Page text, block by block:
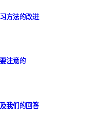
方法的改进
注意的
我们的回答